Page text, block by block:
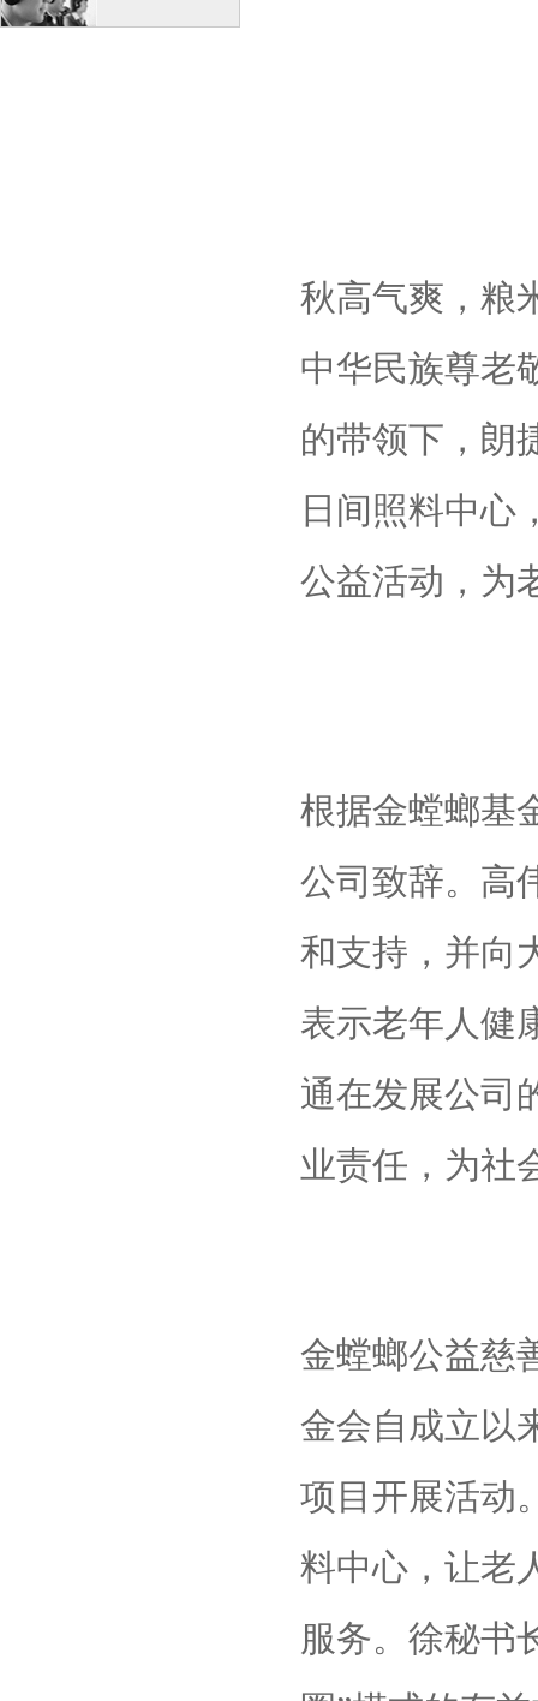
秋高气爽，粮
中华民族尊老
的带领下，朗
日间照料中心
公益活动，为
根据金螳螂基
公司致辞。高
和支持，并向
表示老年人健
通在发展公司
业责任，为社
金螳螂公益慈
金会自成立以
项目开展活动
料中心，让老
服务。徐秘书